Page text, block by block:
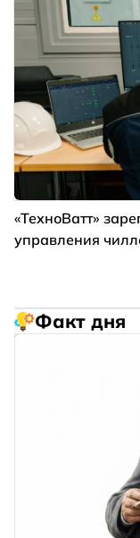
«ТехноВатт»
управления
Факт дня